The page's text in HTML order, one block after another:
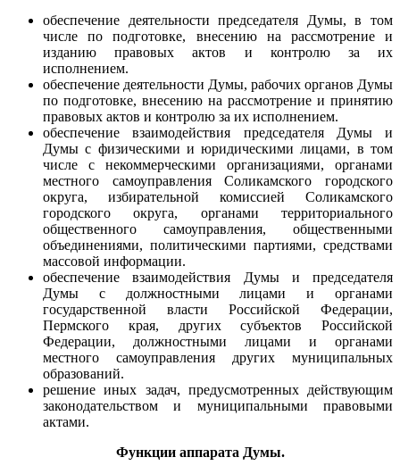
обеспечение деятельности председателя Думы, в том
числе по подготовке, внесению на рассмотрение и
изданию правовых актов и контролю за их
исполнением.
обеспечение деятельности Думы, рабочих органов Думы
по подготовке, внесению на рассмотрение и принятию
правовых актов и контролю за их исполнением.
обеспечение взаимодействия председателя Думы и
Думы с физическими и юридическими лицами, в том
числе с некоммерческими организациями, органами
местного самоуправления Соликамского городского
округа, избирательной комиссией Соликамского
городского округа, органами территориального
общественного самоуправления, общественными
объединениями, политическими партиями, средствами
массовой информации.
обеспечение взаимодействия Думы и председателя
Думы с должностными лицами и органами
государственной власти Российской Федерации,
Пермского края, других субъектов Российской
Федерации, должностными лицами и органами
местного самоуправления других муниципальных
образований.
решение иных задач, предусмотренных действующим
законодательством и муниципальными правовыми
актами.
Функции аппарата Думы.